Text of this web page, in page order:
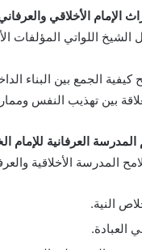
الإمام الأخلاقي
الشيخ اللواتي المؤلفات
كيفية الجمع بين البناء
بين تهذيب النفس
المدرسة العرفانية
المدرسة الأخلاقية
النية.
العبادة.